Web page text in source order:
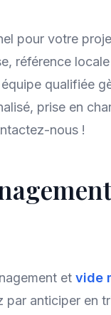
pour votre
référence
qualifiée
prise en
nous !
et vide
par anticiper en